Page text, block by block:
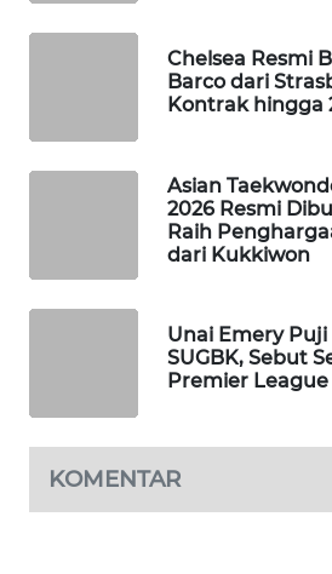
Chelsea Resmi
Barco dari
Kontrak hingga
Asian
2026 Resmi
Raih
dari Kukkiwon
Unai Emery
SUGBK, Sebut
Premier League
KOMENTAR
WISATA
Network
KONSUMEN